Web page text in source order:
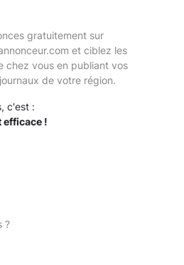
gratuitement sur
et ciblez les
chez vous en publiant vos
de votre région.
c'est :
efficace !
?